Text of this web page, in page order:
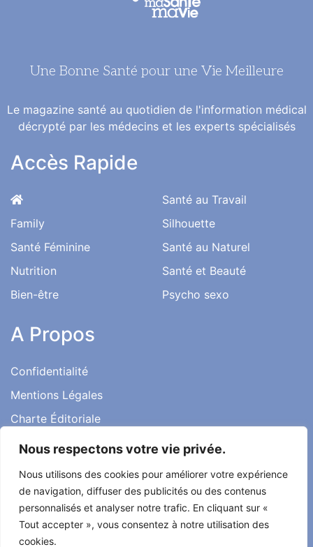
Nous respectons votre vie privée.
Nous utilisons des cookies pour améliorer votre expérience
de navigation, diffuser des publicités ou des contenus
personnalisés et analyser notre trafic. En cliquant sur «
Tout accepter », vous consentez à notre utilisation des
cookies.
Une Bonne Santé pour une Vie Meilleure
Le magazine santé au quotidien de l'information médical
décrypté par les médecins et les experts spécialisés
Accès Rapide
Family
Santé Féminine
Nutrition
Bien-être
Santé au Travail
Silhouette
Santé au Naturel
Santé et Beauté
Psycho sexo
A Propos
Confidentialité
Mentions Légales
Charte Éditoriale
Conditions d’utilisation
Témoignages